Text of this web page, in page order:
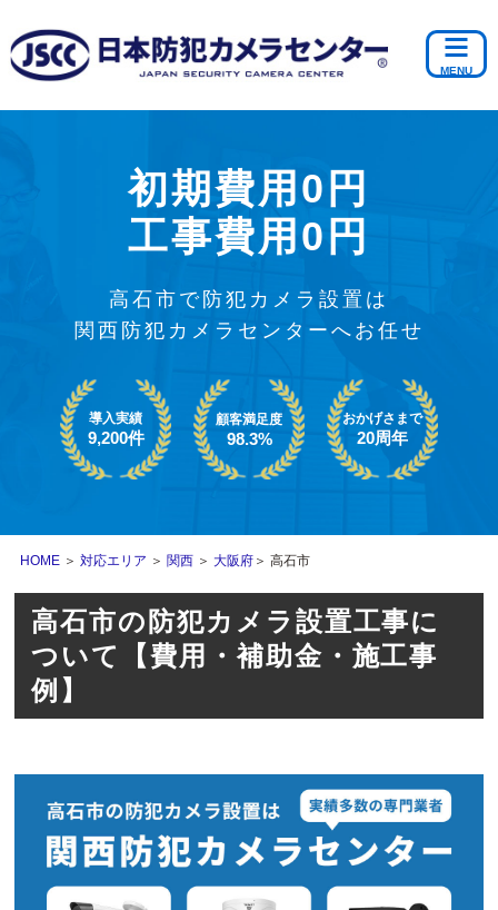
初期費用0円
工事費用0円
高石市で防犯カメラ設置は
関西防犯カメラセンターへお任せ
導入実績
9,200件
顧客満足度
98.3%
おかげさまで
20周年
HOME ＞対応エリア ＞ 関西 ＞大阪府 ＞ 高石市
高石市の防犯カメラ設置工事に
ついて【費用・補助金・施工事
例】